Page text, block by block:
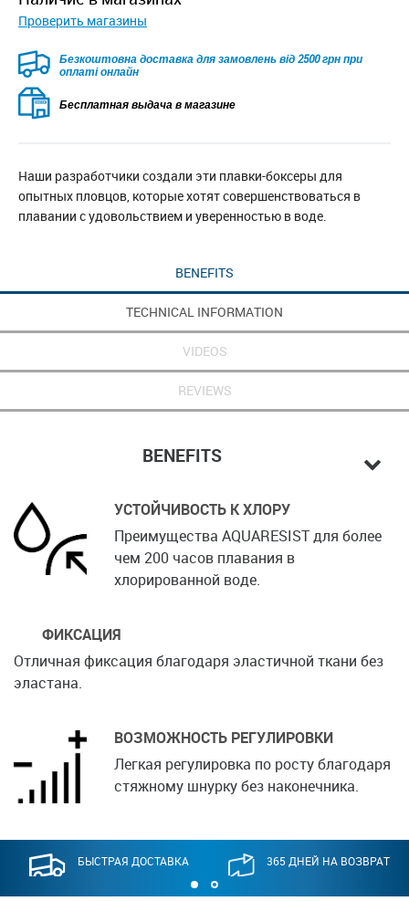
Проверить магазины
Безкоштовна доставка для замовлень від 2500 грн при
оплаті онлайн
Бесплатная выдача в магазине
Наши разработчики создали эти плавки-боксеры для
опытных пловцов, которые хотят совершенствоваться в
плавании с удовольствием и уверенностью в воде.
BENEFITS
TECHNICAL INFORMATION
VIDEOS
REVIEWS
BENEFITS
УСТОЙЧИВОСТЬ К ХЛОРУ
Преимущества AQUARESIST для более
чем 200 часов плавания в
хлорированной воде.
ФИКСАЦИЯ
Отличная фиксация благодаря эластичной ткани без
эластана.
ВОЗМОЖНОСТЬ РЕГУЛИРОВКИ
Легкая регулировка по росту благодаря
стяжному шнурку без наконечника.
БЫСТРАЯ ДОСТАВКА 365 ДНЕЙ НА ВОЗВРАТ